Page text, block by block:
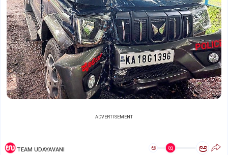
ADVERTISEMENT
TEAM UDAYAVANI ಅ ಅ